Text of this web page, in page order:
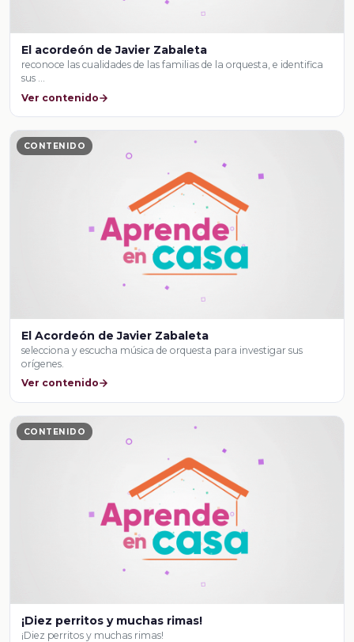
El acordeón de Javier Zabaleta
reconoce las cualidades de las familias de la orquesta, e identifica
sus …
Ver contenido
CONTENIDO
El Acordeón de Javier Zabaleta
selecciona y escucha música de orquesta para investigar sus
orígenes.
Ver contenido
CONTENIDO
¡Diez perritos y muchas rimas!
¡Diez perritos y muchas rimas!